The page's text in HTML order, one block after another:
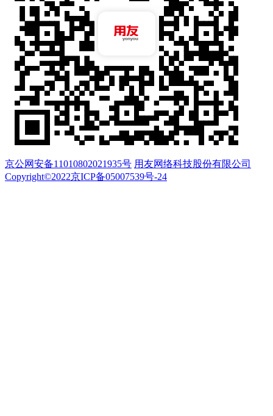
京公网安备11010802021935号 用友网络科技股份有限公司
Copyright©2022京ICP备05007539号-24